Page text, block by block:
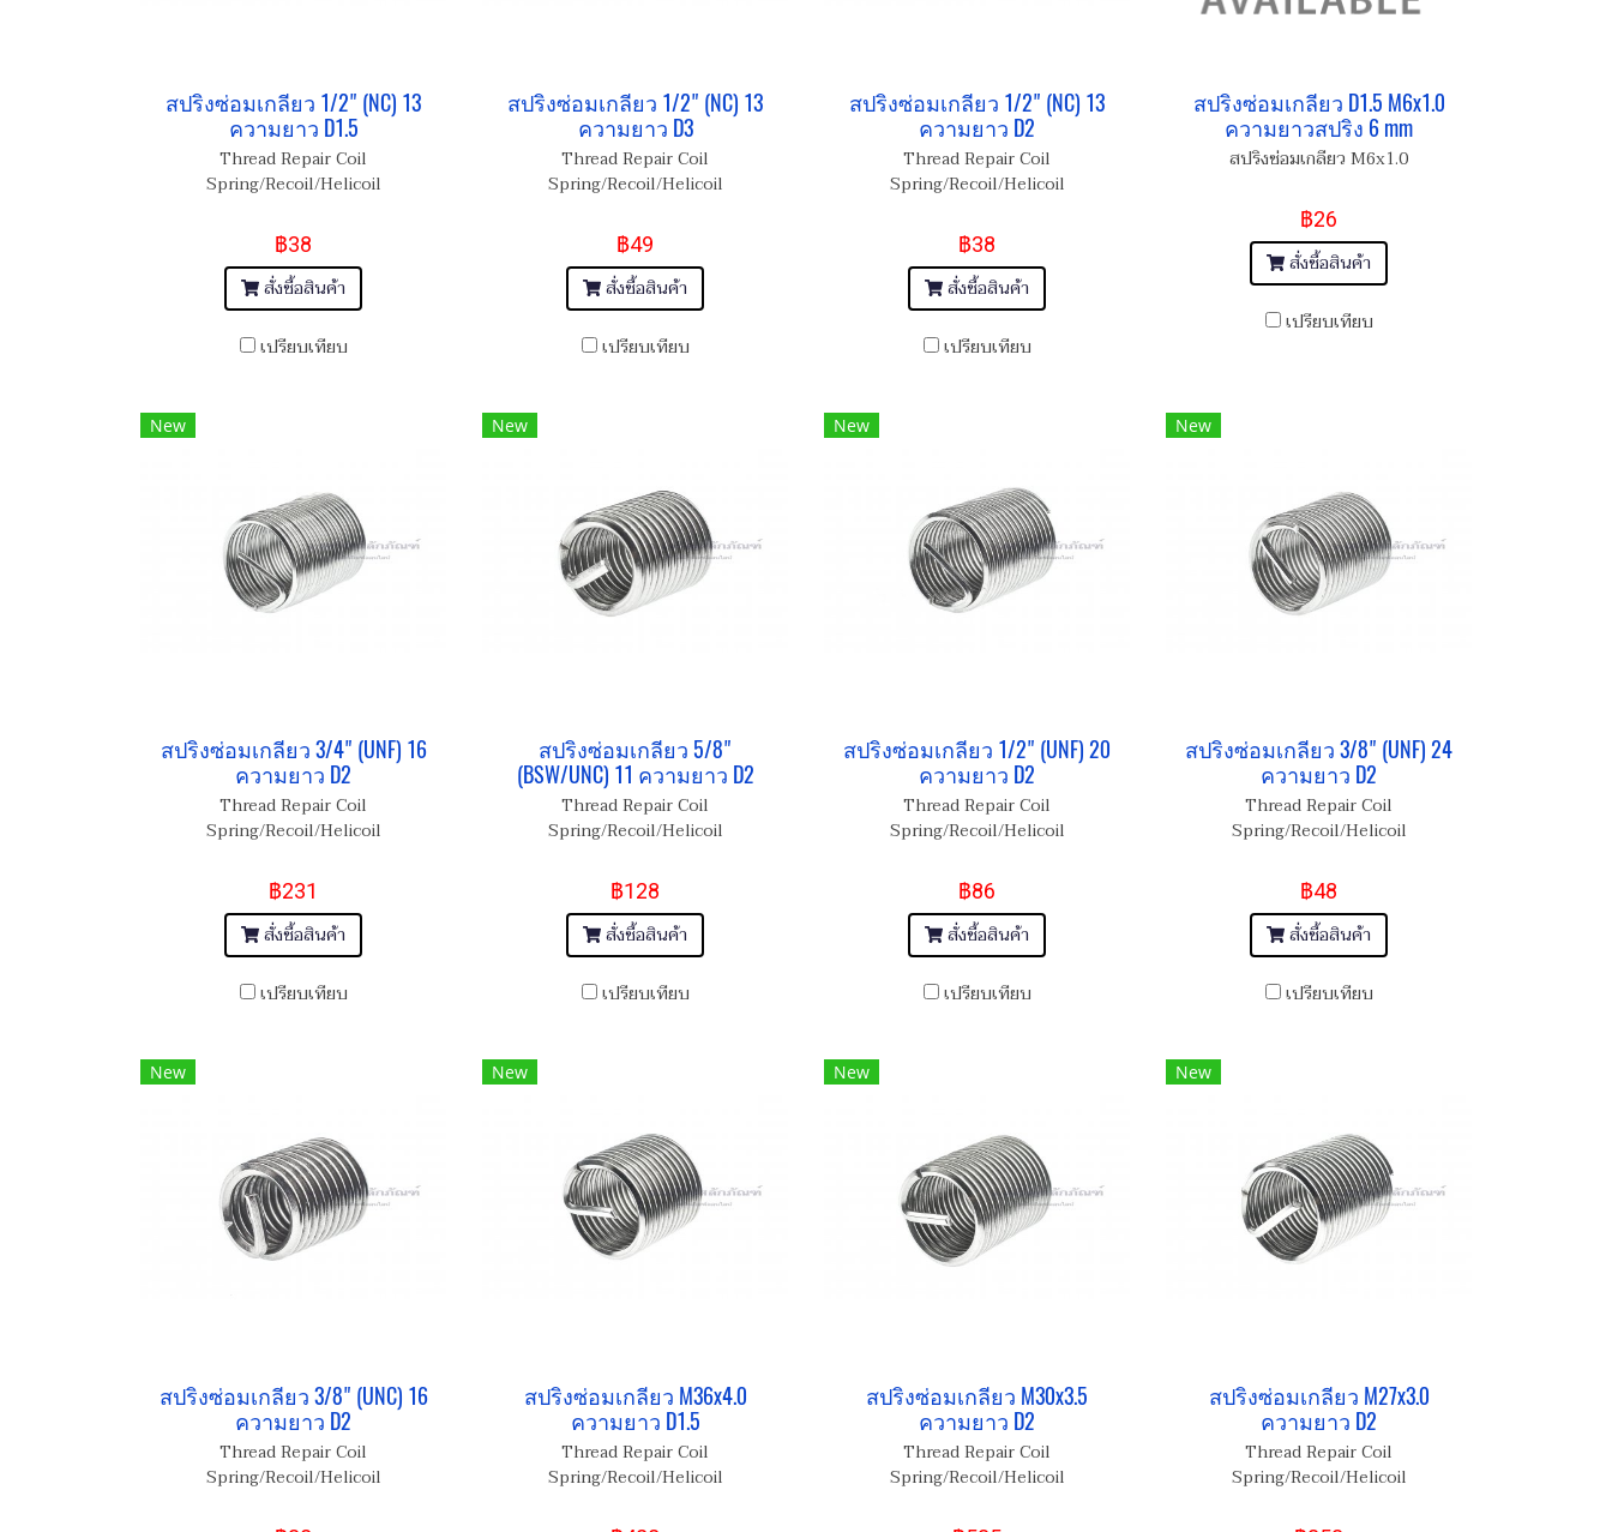
สปริงซ่อมเกลียว 1/2" (NC) 13
ความยาว D1.5
Thread Repair Coil
Spring/Recoil/Helicoil
฿38
สั่งซื้อสินค้า
เปรียบเทียบ
สปริงซ่อมเกลียว 1/2" (NC) 13
ความยาว D3
Thread Repair Coil
Spring/Recoil/Helicoil
฿49
สั่งซื้อสินค้า
เปรียบเทียบ
สปริงซ่อมเกลียว 1/2" (NC) 13
ความยาว D2
Thread Repair Coil
Spring/Recoil/Helicoil
฿38
สั่งซื้อสินค้า
เปรียบเทียบ
สปริงซ่อมเกลียว D1.5 M6x1.0
ความยาวสปริง 6 mm
สปริงซ่อมเกลียว M6x1.0
฿26
สั่งซื้อสินค้า
เปรียบเทียบ
New
สปริงซ่อมเกลียว 3/4" (UNF) 16
ความยาว D2
Thread Repair Coil
Spring/Recoil/Helicoil
฿231
สั่งซื้อสินค้า
เปรียบเทียบ
New
สปริงซ่อมเกลียว 5/8"
(BSW/UNC) 11 ความยาว D2
Thread Repair Coil
Spring/Recoil/Helicoil
฿128
สั่งซื้อสินค้า
เปรียบเทียบ
New
สปริงซ่อมเกลียว 1/2" (UNF) 20
ความยาว D2
Thread Repair Coil
Spring/Recoil/Helicoil
฿86
สั่งซื้อสินค้า
เปรียบเทียบ
New
สปริงซ่อมเกลียว 3/8" (UNF) 24
ความยาว D2
Thread Repair Coil
Spring/Recoil/Helicoil
฿48
สั่งซื้อสินค้า
เปรียบเทียบ
New
สปริงซ่อมเกลียว 3/8" (UNC) 16
ความยาว D2
Thread Repair Coil
Spring/Recoil/Helicoil
New
สปริงซ่อมเกลียว M36x4.0
ความยาว D1.5
Thread Repair Coil
Spring/Recoil/Helicoil
New
สปริงซ่อมเกลียว M30x3.5
ความยาว D2
Thread Repair Coil
Spring/Recoil/Helicoil
New
สปริงซ่อมเกลียว M27x3.0
ความยาว D2
Thread Repair Coil
Spring/Recoil/Helicoil